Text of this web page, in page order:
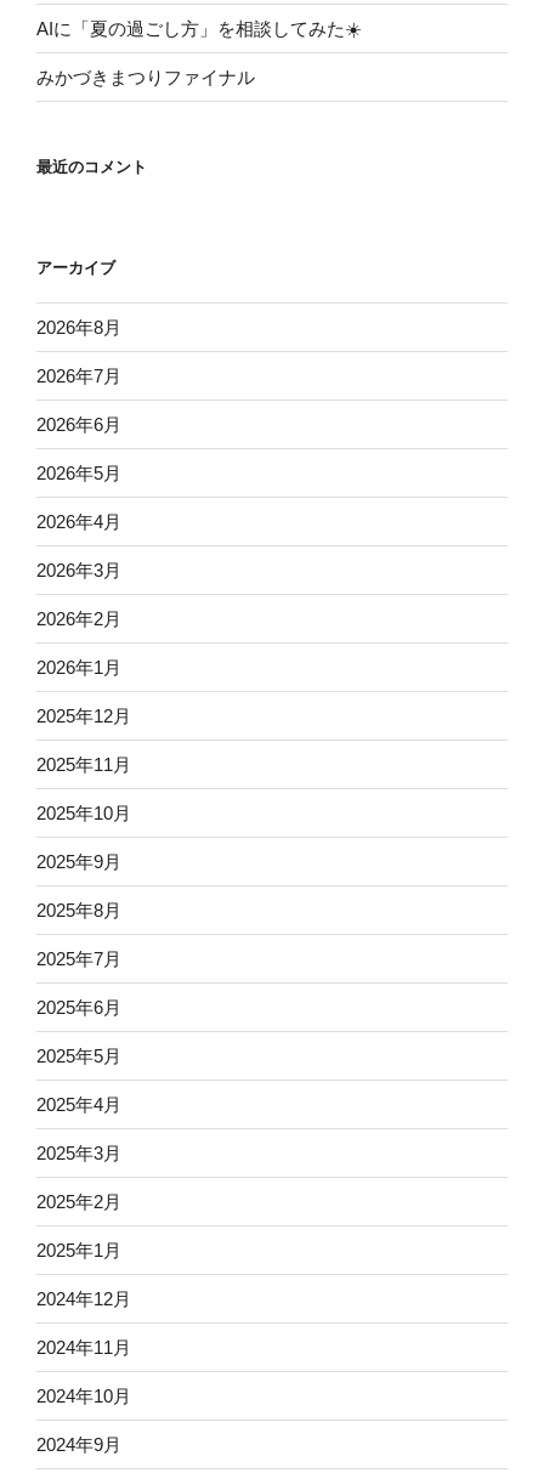
AIに「夏の過ごし方」を相談してみた☀️
みかづきまつりファイナル
最近のコメント
アーカイブ
2026年8月
2026年7月
2026年6月
2026年5月
2026年4月
2026年3月
2026年2月
2026年1月
2025年12月
2025年11月
2025年10月
2025年9月
2025年8月
2025年7月
2025年6月
2025年5月
2025年4月
2025年3月
2025年2月
2025年1月
2024年12月
2024年11月
2024年10月
2024年9月